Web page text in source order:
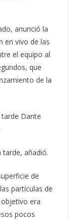
, anunció la
en vivo de las
el equipo al
que
de la
Dante
tarde, añadió.
de
partículas de
era
pocos